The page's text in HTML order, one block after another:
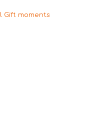
Gift moments